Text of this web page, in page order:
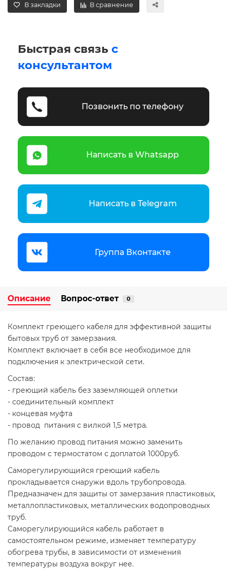
В закладки В сравнение
Быстрая связь с
консультантом
Позвонить по телефону
Написать в Whatsapp
Написать в Telegram
Группа Вконтакте
Описание Вопрос-ответ 0
Комплект греющего кабеля для эффективной защиты
бытовых труб от замерзания.
Комплект включает в себя все необходимое для
подключения к электрической сети.
Состав:
- греющий кабель без заземляющей оплетки
- соединительный комплект
- концевая муфта
- провод питания с вилкой 1,5 метра.
По желанию провод питания можно заменить
проводом с термостатом с доплатой 1000руб.
Саморегулирующийся греющий кабель
прокладывается снаружи вдоль трубопровода.
Предназначен для защиты от замерзания пластиковых,
металлопластиковых, металлических водопроводных
труб.
Саморегулирующийся кабель работает в
самостоятельном режиме, изменяет температуру
обогрева трубы, в зависимости от изменения
температуры воздуха вокруг нее.